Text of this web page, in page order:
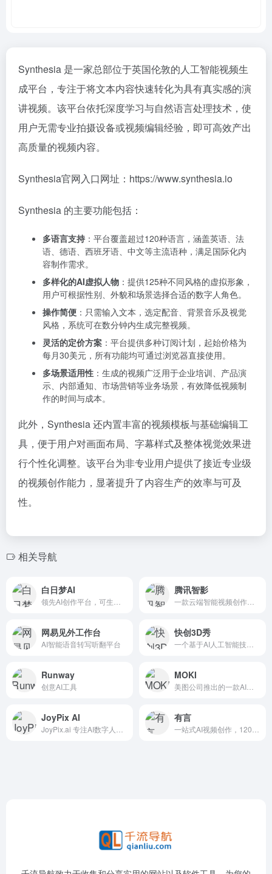
Synthesia 是一家总部位于英国伦敦的人工智能视频生
成平台，专注于将文本内容快速转化为具有真实感的演
讲视频。该平台依托深度学习与自然语言处理技术，使
用户无需专业拍摄设备或视频编辑经验，即可高效产出
高质量的视频内容。
Synthesia官网入口网址：https://www.synthesia.io
Synthesia 的主要功能包括：
多语言支持 ：平台覆盖超过120种语言，涵盖英语、法
语、德语、西班牙语、中文等主流语种，满足国际化内
容制作需求。
多样化的AI虚拟人物 ：提供125种不同风格的虚拟形象，
用户可根据性别、外貌和场景选择合适的数字人角色。
操作简便 ：只需输入文本，选定配音、背景音乐及视觉
风格，系统可在数分钟内生成完整视频。
灵活的定价方案 ：平台提供多种订阅计划，起始价格为
每月30美元，所有功能均可通过浏览器直接使用。
多场景适用性 ：生成的视频广泛用于企业培训、产品演
示、内部通知、市场营销等业务场景，有效降低视频制
作的时间与成本。
此外，Synthesia 还内置丰富的视频模板与基础编辑工
具，便于用户对画面布局、字幕样式及整体视觉效果进
行个性化调整。该平台为非专业用户提供了接近专业级
的视频创作能力，显著提升了内容生产的效率与可及
性。
相关导航
白日梦AI 腾讯智影
网易见外工作台
AI智能语音转写听翻平台
快创3D秀
Runway
创意AI工具
MOKI
JoyPix AI 有言